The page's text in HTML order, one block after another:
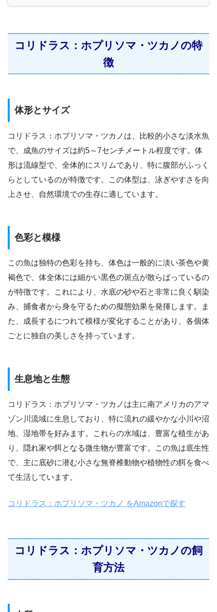
コリドラス：ホプリソマ・ツカノの特
徴
体形とサイズ
コリドラス：ホプリソマ・ツカノは、比較的小さな淡水魚
で、成魚のサイズは約5～7センチメートル程度です。体
形は流線型で、全体的にスリムであり、特に腹部がふっく
らとしているのが特徴です。この体型は、泳ぎやすさを向
上させ、自然環境での生存に適しています。
色彩と模様
この魚は独特の色彩を持ち、体色は一般的に淡い茶色や黄
褐色で、体全体には細かい黒色の斑点が散らばっているの
が特徴です。これにより、水底の砂や石と非常に良く馴染
み、捕食者から身を守るための擬態効果を発揮します。ま
た、成長するにつれて模様が変化することがあり、各個体
ごとに独自の美しさを持っています。
生息地と生態
コリドラス：ホプリソマ・ツカノは主に南アメリカのアマ
ゾン川流域に生息しており、特に流れの緩やかな小川や沼
地、湿地帯を好みます。これらの水域は、豊富な植生があ
り、隠れ家や餌となる微生物が豊富です。この魚は底生性
で、主に底砂に潜む小さな無脊椎動物や植物性の餌を食べ
て生活しています。
コリドラス：ホプリソマ・ツカノ をAmazonで探す
コリドラス：ホプリソマ・ツカノの飼
育方法